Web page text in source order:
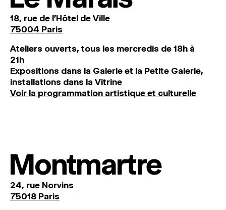
18, rue de l'Hôtel de Ville
75004 Paris
Ateliers ouverts, tous les mercredis de 18h à
21h
Expositions dans la Galerie et la Petite Galerie,
installations dans la Vitrine
Voir la programmation artistique et culturelle
Montmartre
24, rue Norvins
75018 Paris